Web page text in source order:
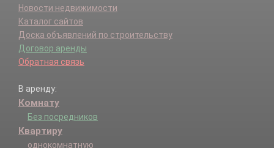
Новости недвижимости
Каталог сайтов
Доска объявлений по строительству
Договор аренды
Обратная связь
В аренду:
Комнату
Без посредников
Квартиру
однокомнатную